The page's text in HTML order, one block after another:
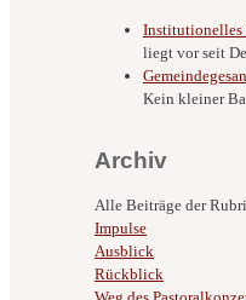
Institutionelles
liegt vor seit
Kein kleiner
Archiv
Alle Beiträge der
Impulse
Ausblick
Rückblick